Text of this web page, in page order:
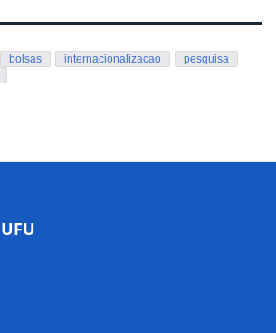
bolsas internacionalizacao
pesquisa